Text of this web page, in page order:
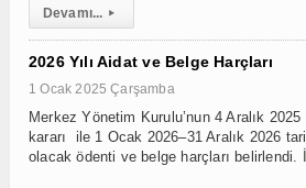
Devamı... ▸
2026 Yılı Aidat ve Belge Harçları
1 Ocak 2025 Çarşamba
Merkez Yönetim Kurulu’nun 4 Aralık
kararı ile 1 Ocak 2026–31 Aralık 2026
olacak ödenti ve belge harçları